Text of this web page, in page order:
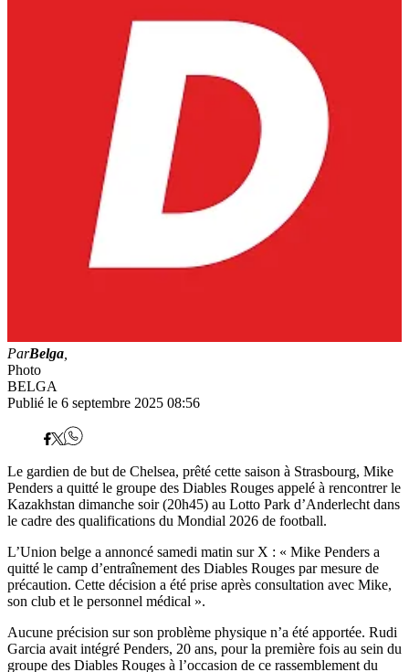
ParBelga
Photo
BELGA
Publié le 6 septembre 2025 08:56
Le gardien de but de Chelsea, prêté cette saison à Strasbourg, Mike
Penders a quitté le groupe des Diables Rouges appelé à rencontrer le
Kazakhstan dimanche soir (20h45) au Lotto Park d’Anderlecht dans
le cadre des qualifications du Mondial 2026 de football.
L’Union belge a annoncé samedi matin sur X : « Mike Penders a
quitté le camp d’entraînement des Diables Rouges par mesure de
précaution. Cette décision a été prise après consultation avec Mike,
son club et le personnel médical ».
Aucune précision sur son problème physique n’a été apportée. Rudi
Garcia avait intégré Penders, 20 ans, pour la première fois au sein du
groupe des Diables Rouges à l’occasion de ce rassemblement du